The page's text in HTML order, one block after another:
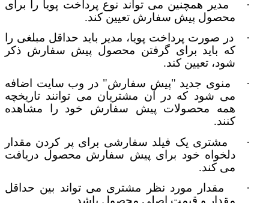
·
مدیر همچنین می تواند نوع پرداخت پویا را برای
محصول پیش سفارش تعیین کند.
·
در صورت پرداخت پویا، مدیر باید حداقل مبلغی را
که باید برای گرفتن محصول پیش سفارش ذکر
شود، تعیین کند.
·
منوی جدید "پیش سفارش" در وب سایت اضافه
می شود که در آن مشتریان می توانند تاریخچه
همه محصولات پیش سفارش خود را مشاهده
کنند.
·
مشتری یک فیلد سفارشی برای پر کردن مقدار
دلخواه خود برای پیش سفارش محصول دریافت
می کند.
·
مقدار مورد نظر مشتری می تواند بین حداقل
مقدار و قیمت اصلی محصول باشد.